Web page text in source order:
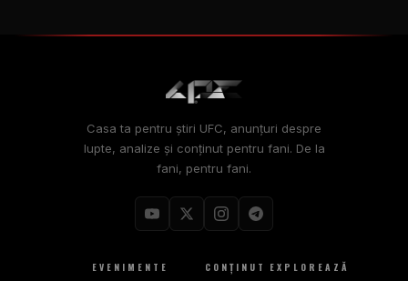
Casa ta pentru știri UFC, anunțuri despre
lupte, analize și conținut pentru fani. De la
fani, pentru fani.
EVENIMENTE CONŢINUT EXPLOREAZĂ